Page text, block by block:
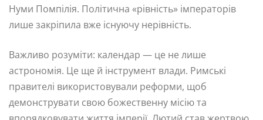
Нуми Помпілія. Політична «рівність» імператорів
лише закріпила вже існуючу нерівність.
Важливо розуміти: календар — це не лише
астрономія. Це ще й інструмент влади. Римські
правителі використовували реформи, щоб
демонструвати свою божественну місію та